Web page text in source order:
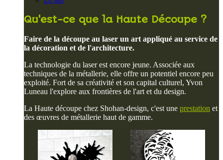
Qu'est-ce que la Haute Découpe ?
Faire de la découpe au laser un art appliqué au service de
la décoration et de l'architecture.
La technologie du laser est encore jeune. Associée aux
techniques de la métallerie, elle offre un potentiel encore peu
exploité. Fort de sa créativité et son capital culturel, Yvon
Luneau l'explore aux frontières de l'art et du design.
La Haute découpe chez Shohan-design, c'est une prestation et
des œuvres de métallerie haut de gamme.